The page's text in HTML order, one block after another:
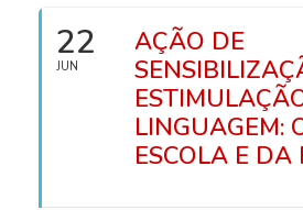
22
JUN
AÇÃO DE
LINGUAGEM:
ESCOLA E DA